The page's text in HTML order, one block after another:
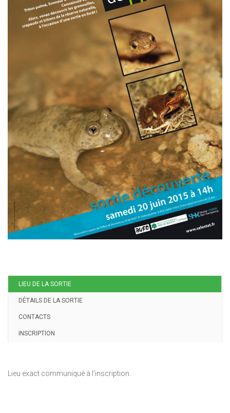
LIEU DE LA SORTIE
DÉTAILS DE LA SORTIE
CONTACTS
INSCRIPTION
Lieu exact communiqué à l’inscription.